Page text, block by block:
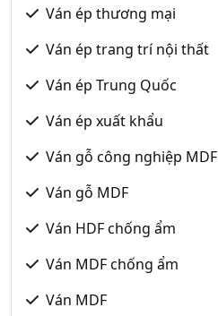
Ván ép thương mại
Ván ép trang trí nội thất
Ván ép Trung Quốc
Ván ép xuất khẩu
Ván gỗ công nghiệp MDF
Ván gỗ MDF
Ván HDF chống ẩm
Ván MDF chống ẩm
Ván MDF